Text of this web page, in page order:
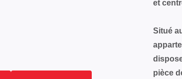
et
Situé
pièce